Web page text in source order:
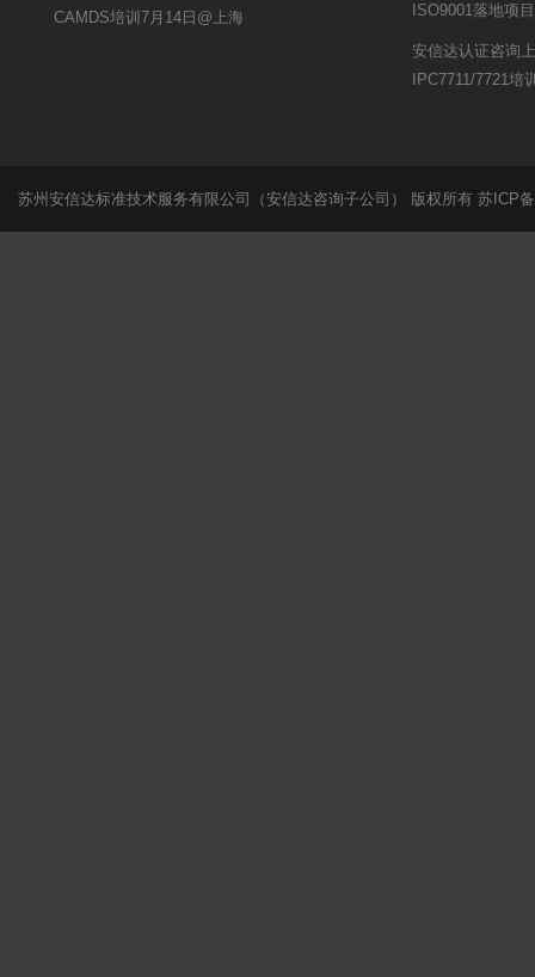
CAMDS培训7月14日@上海
ISO9001落地项
安信达认证咨询
IPC7711/7721培
苏州安信达标准技术服务有限公司（安信达咨询子公司） 版权所有 苏ICP